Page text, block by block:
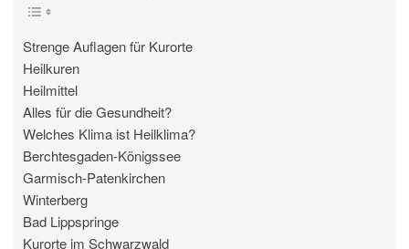
Strenge Auflagen für Kurorte
Heilkuren
Heilmittel
Alles für die Gesundheit?
Welches Klima ist Heilklima?
Berchtesgaden-Königssee
Garmisch-Patenkirchen
Winterberg
Bad Lippspringe
Kurorte im Schwarzwald